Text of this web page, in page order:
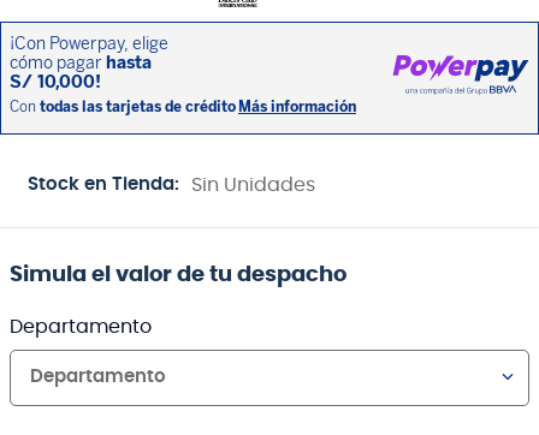
Stock en Tienda: Sin Unidades
Simula el valor de tu despacho
Departamento
Departamento